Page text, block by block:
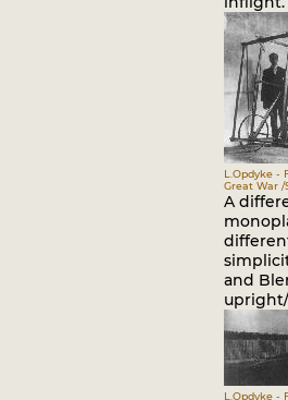
L.Opdyke -
Great War /
A
and
L.Opdyke -